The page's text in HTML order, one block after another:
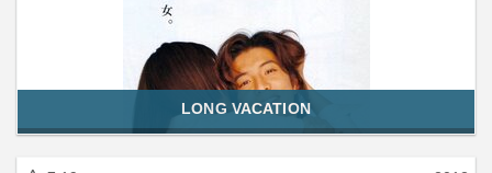
LONG VACATION